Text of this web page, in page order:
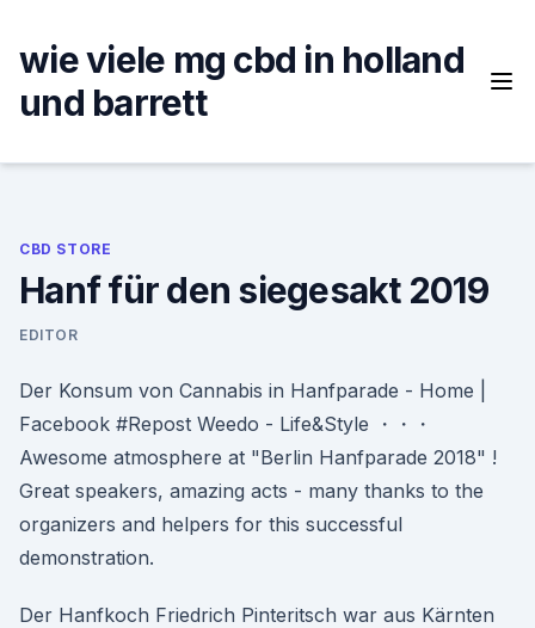
content
wie viele mg cbd in holland
und barrett
CBD STORE
Hanf für den siegesakt 2019
EDITOR
Der Konsum von Cannabis in Hanfparade - Home |
Facebook #Repost Weedo - Life&Style ・・・
Awesome atmosphere at "Berlin Hanfparade 2018" !
Great speakers, amazing acts - many thanks to the
organizers and helpers for this successful
demonstration.
Der Hanfkoch Friedrich Pinteritsch war aus Kärnten